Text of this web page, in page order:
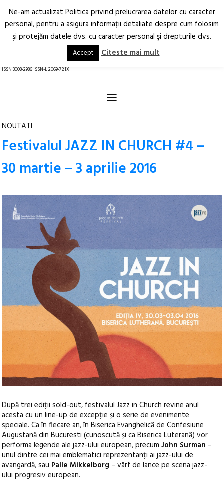
Arhitectură.
Oraș.
RO EN
ISSN 3008-2986 ISSN-L 2069-721X
≡
NOUTATI
Festivalul JAZZ IN CHURCH #4 –
30 martie – 3 aprilie 2016
După trei ediții sold-out, festivalul Jazz in Church revine anul
acesta cu un line-up de excepție și o serie de evenimente
speciale. Ca în fiecare an, în Biserica Evanghelică de Confesiune
Augustană din Bucuresti (cunoscută și ca Biserica Luterană) vor
performa legende ale jazz-ului european, precumJohn Surman –
unul dintre cei mai emblematici reprezentanți ai jazz-ului de
avangardă, sau Palle Mikkelborg – vârf de lance pe scena jazz-
ului progresiv european.
Ne-am actualizat Politica privind prelucrarea datelor cu caracter
personal, pentru a asigura informaţii detaliate despre cum folosim
şi protejăm datele dvs. cu caracter personal şi drepturile dvs.
Accept Citeste mai mult